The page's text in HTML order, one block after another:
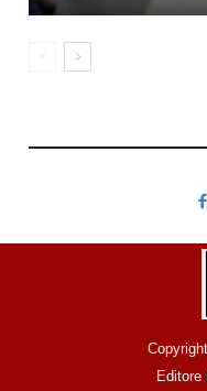
Editore